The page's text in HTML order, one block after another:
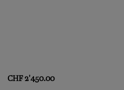
CHF2'450.00